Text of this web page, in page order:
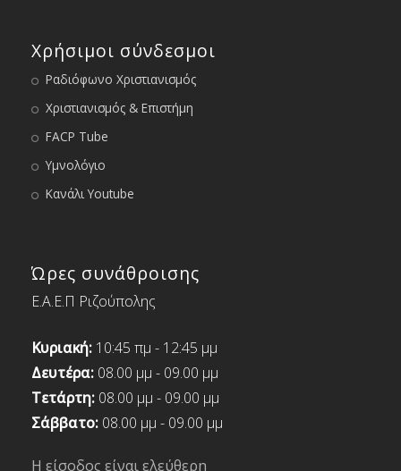
Χρήσιμοι σύνδεσμοι
Ραδιόφωνο Χριστιανισμός
Χριστιανισμός & Επιστήμη
FACP Tube
Υμνολόγιο
Κανάλι Youtube
Ώρες συνάθροισης
Ε.Α.Ε.Π Ριζούπολης
Κυριακή: 10:45 πμ - 12:45 μμ
Δευτέρα: 08.00 μμ - 09.00 μμ
Τετάρτη: 08.00 μμ - 09.00 μμ
Σάββατο: 08.00 μμ - 09.00 μμ
Η είσοδος είναι ελεύθερη